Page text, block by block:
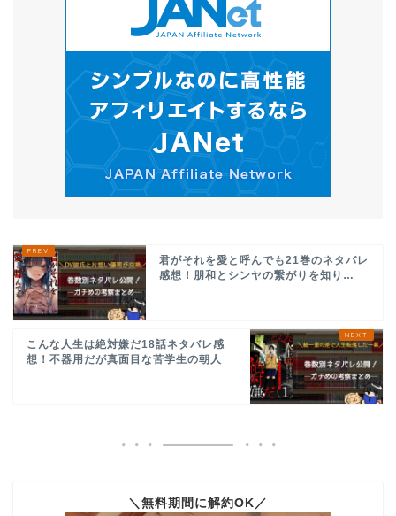
君がそれを愛と呼んでも21巻のネタバレ
感想！朋和とシンヤの繋がりを知り…
こんな人生は絶対嫌だ18話ネタバレ感
想！不器用だが真面目な苦学生の朝人
＼無料期間に解約OK／